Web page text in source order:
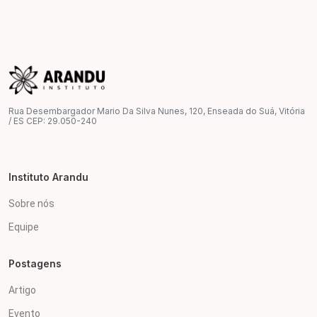
Rua Desembargador Mario Da Silva Nunes, 120, Enseada do Suá, Vitória
/ ES CEP: 29.050-240
Instituto Arandu
Sobre nós
Equipe
Postagens
Artigo
Evento